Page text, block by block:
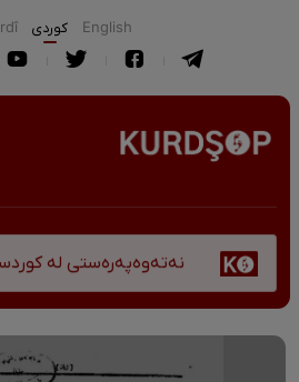
English كوردی
نەتەوەپەرەستی لە کوردستان -